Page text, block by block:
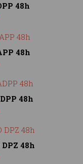
48h
48h
48h
48h